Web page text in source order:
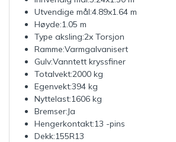
Utvendige mål:4.89x1.64 m
Høyde:1.05 m
Type aksling:2x Torsjon
Ramme:Varmgalvanisert
Gulv:Vanntett kryssfiner
Totalvekt:2000 kg
Egenvekt:394 kg
Nyttelast:1606 kg
Bremser:Ja
Hengerkontakt:13 -pins
Dekk:155R13